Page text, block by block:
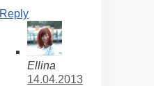
Reply
Ellina
14.04.2013